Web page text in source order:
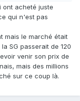
ont acheté juste
qui n'est pas
mais le marché était
SG passerait de 120
venir son prix de
mais des millions
sur ce coup là.